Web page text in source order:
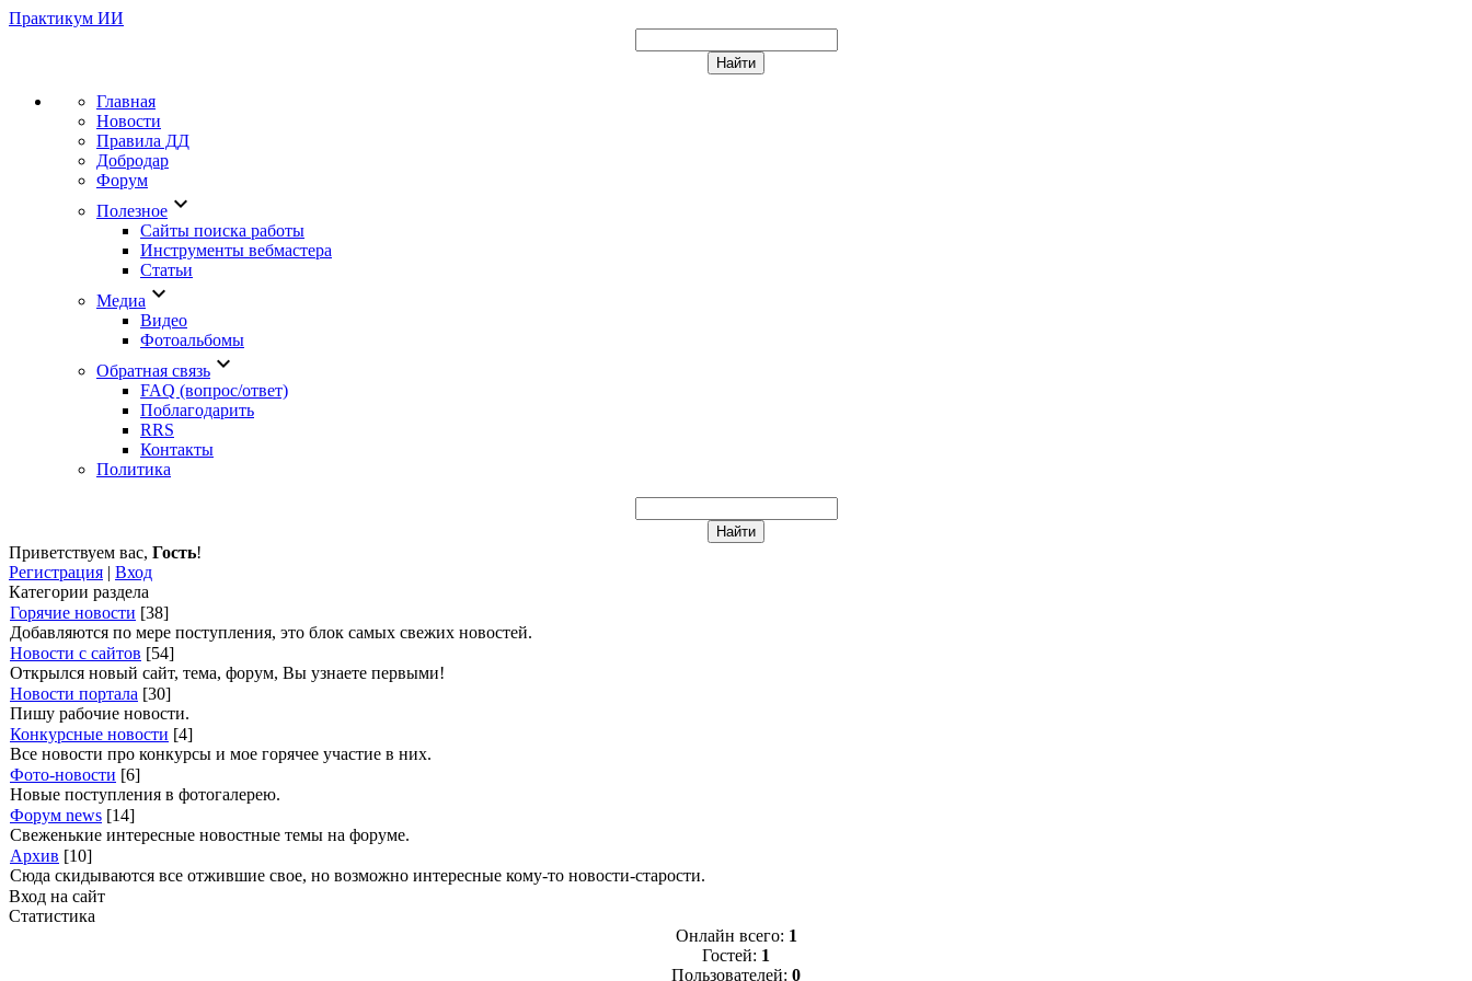
Практикум ИИ
Главная
Новости
Правила ДД
Добродар
Форум
Полезное keyboard_arrow_down
Сайты поиска работы
Инструменты вебмастера
Статьи
Медиа keyboard_arrow_down
Видео
Фотоальбомы
Обратная связь keyboard_arrow_down
FAQ (вопрос/ответ)
Поблагодарить
RRS
Контакты
Политика
Приветствуем вас, Гость!
Регистрация | Вход
Категории раздела
Горячие новости [38]
Добавляются по мере поступления, это блок самых свежих новостей.
Новости с сайтов [54]
Открылся новый сайт, тема, форум, Вы узнаете первыми!
Новости портала [30]
Пишу рабочие новости.
Конкурсные новости [4]
Все новости про конкурсы и мое горячее участие в них.
Фото-новости [6]
Новые поступления в фотогалерею.
Форум news [14]
Свеженькие интересные новостные темы на форуме.
Архив [10]
Сюда скидываются все отжившие свое, но возможно интересные кому-то новости-старости.
Вход на сайт
Статистика
Онлайн всего: 1
Гостей: 1
Пользователей: 0